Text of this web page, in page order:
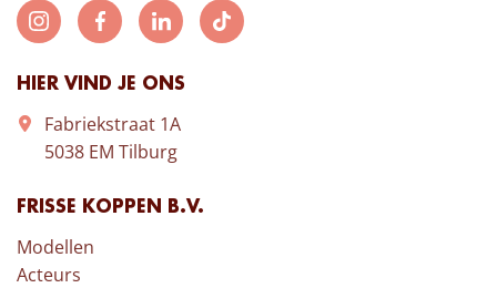
HIER VIND JE ONS
Fabriekstraat 1A
5038 EM Tilburg
FRISSE KOPPEN B.V.
Modellen
Acteurs